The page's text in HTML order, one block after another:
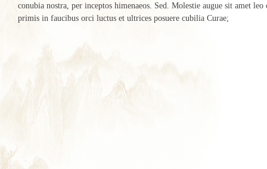
conubia nostra, per inceptos himenaeos. Sed. Molestie augue sit amet
primis in faucibus orci luctus et ultrices posuere cubilia Curae;